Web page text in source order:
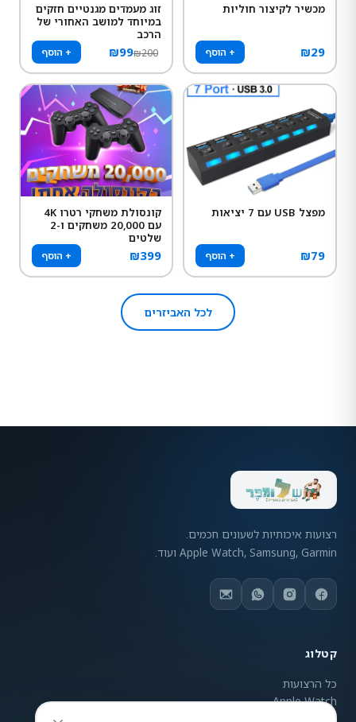
מכשיר לקיצור חוליות
₪29 + הוסף
זוג מעמדים מגנטיים חזקים
במיוחד למושב האחורי של
הרכב
₪99₪200 + הוסף
מפצל USB עם 7 יציאות
₪79 + הוסף
קונסולת משחקי רטרו 4K
עם 20,000 משחקים ו-2
שלטים
₪399 + הוסף
לכל האביזרים
רצועות איכותיות לשעונים חכמים.
Apple Watch, Samsung, Garmin ועוד.
קטלוג
כל הרצועות
Apple Watch
Samsung Galaxy